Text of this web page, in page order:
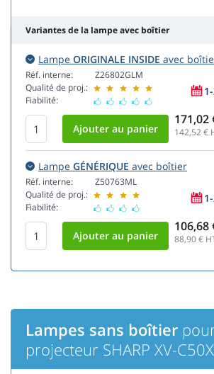
Variantes de la lampe avec boîtier
Lampe ORIGINALE INSIDE avec
Réf. interne:
Qualité de proj.:
Fiabilité:
Z26802GLM
171,02
142,52€
Lampe GÉNÉRIQUE avec boîtier
Réf. interne:
Qualité de proj.:
Fiabilité:
Z50763ML
106,68
88,90€
Lampes sans boîtier
projecteur SHARP XV-C50X